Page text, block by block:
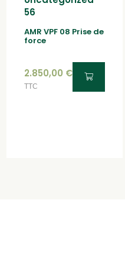
AMR VPF 08 Prise de
force
2.850,00 €
TTC